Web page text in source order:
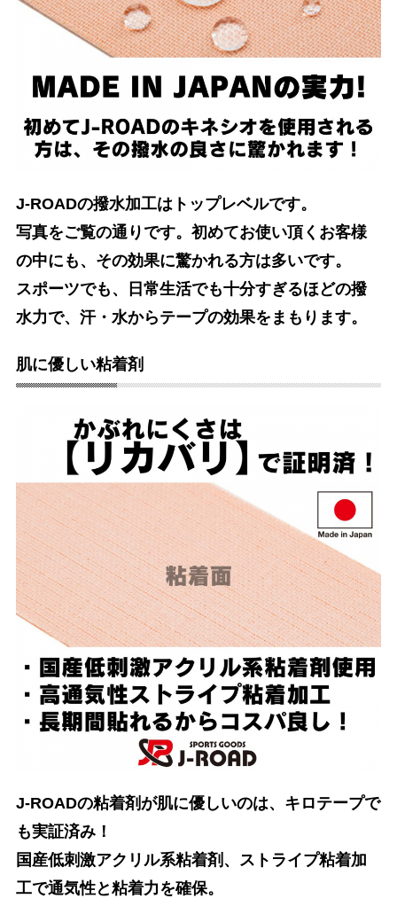
J-ROADの撥水加工はトップレベルです。
写真をご覧の通りです。初めてお使い頂くお客様
の中にも、その効果に驚かれる方は多いです。
スポーツでも、日常生活でも十分すぎるほどの撥
水力で、汗・水からテープの効果をまもります。
肌に優しい粘着剤
J-ROADの粘着剤が肌に優しいのは、キロテープで
も実証済み！
国産低刺激アクリル系粘着剤、ストライプ粘着加
工で通気性と粘着力を確保。